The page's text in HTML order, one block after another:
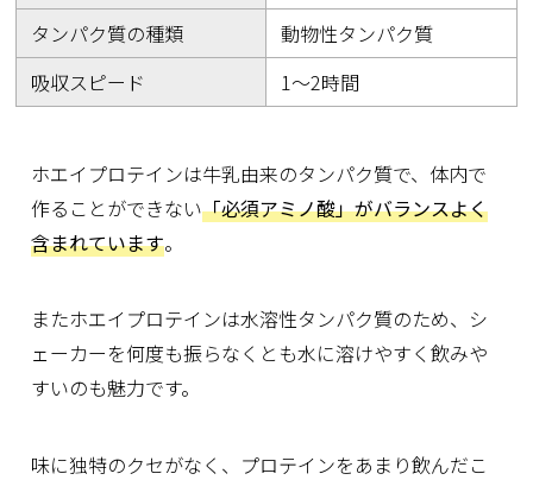
タンパク質の種類
動物性タンパク質
吸収スピード
1～2時間
ホエイプロテインは牛乳由来のタンパク質で、体内で
作ることができない「必須アミノ酸」がバランスよく
含まれています。
またホエイプロテインは水溶性タンパク質のため、シ
ェーカーを何度も振らなくとも水に溶けやすく飲みや
すいのも魅力です。
味に独特のクセがなく、プロテインをあまり飲んだこ